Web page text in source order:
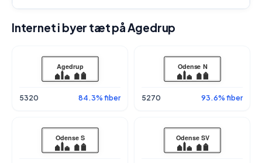
Internet i byer tæt på Agedrup
5320 84.3% fiber 5270 93.6% fiber